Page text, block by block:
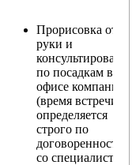
Прорисовка от
руки и
консультирование
по посадкам в
офисе компании
(время встречи
определяется
строго по
договоренности
со специалистом)